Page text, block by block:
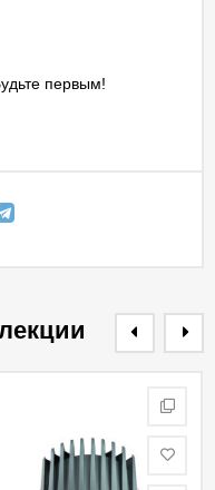
первым!